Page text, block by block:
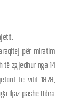
për miratim
të zgjedhur nga 14
të vitit 1878,
Iljaz pashë Dibra